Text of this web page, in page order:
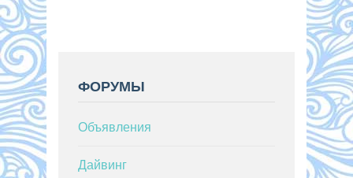
ФОРУМЫ
Объявления
Дайвинг